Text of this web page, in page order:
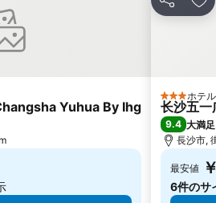
Yuhua By Ihg
シェア お
3 ホテル
ホテル
长沙五
9.4 大満足
長沙市,
最安値
6件のサ